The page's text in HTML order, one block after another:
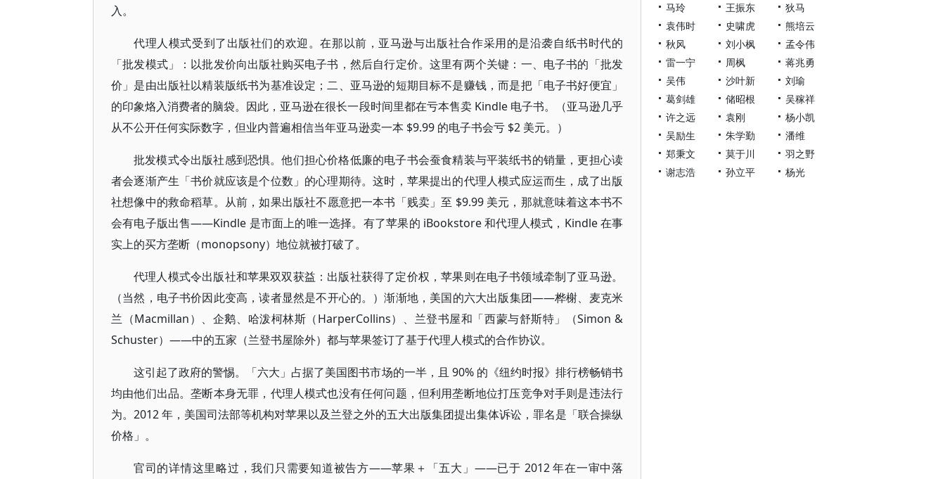
入。
代理人模式受到了出版社们的欢迎。在那以前，亚马逊与出版社合作采用的是沿袭自纸书时代的
「批发模式」：以批发价向出版社购买电子书，然后自行定价。这里有两个关键：一、电子书的「批发
价」是由出版社以精装版纸书为基准设定；二、亚马逊的短期目标不是赚钱，而是把「电子书好便宜」
的印象烙入消费者的脑袋。因此，亚马逊在很长一段时间里都在亏本售卖 Kindle 电子书。（亚马逊几乎
从不公开任何实际数字，但业内普遍相信当年亚马逊卖一本 $9.99 的电子书会亏 $2 美元。）
批发模式令出版社感到恐惧。他们担心价格低廉的电子书会蚕食精装与平装纸书的销量，更担心读
者会逐渐产生「书价就应该是个位数」的心理期待。这时，苹果提出的代理人模式应运而生，成了出版
社想像中的救命稻草。从前，如果出版社不愿意把一本书「贱卖」至 $9.99 美元，那就意味着这本书不
会有电子版出售——Kindle 是市面上的唯一选择。有了苹果的 iBookstore 和代理人模式，Kindle 在事
实上的买方垄断（monopsony）地位就被打破了。
代理人模式令出版社和苹果双双获益：出版社获得了定价权，苹果则在电子书领域牵制了亚马逊。
（当然，电子书价因此变高，读者显然是不开心的。）渐渐地，美国的六大出版集团——桦榭、麦克米
兰（Macmillan）、企鹅、哈泼柯林斯（HarperCollins）、兰登书屋和「西蒙与舒斯特」（Simon &
Schuster）——中的五家（兰登书屋除外）都与苹果签订了基于代理人模式的合作协议。
这引起了政府的警惕。「六大」占据了美国图书市场的一半，且 90% 的《纽约时报》排行榜畅销书
均由他们出品。垄断本身无罪，代理人模式也没有任何问题，但利用垄断地位打压竞争对手则是违法行
为。2012 年，美国司法部等机构对苹果以及兰登之外的五大出版集团提出集体诉讼，罪名是「联合操纵
价格」。
官司的详情这里略过，我们只需要知道被告方——苹果＋「五大」——已于 2012 年在一审中落
马玲
王振东
狄马
袁伟时
史啸虎
熊培云
秋风
刘小枫
孟令伟
雷一宁
周枫
蒋兆勇
吴伟
沙叶新
刘瑜
葛剑雄
储昭根
吴稼祥
许之远
袁刚
杨小凯
吴励生
朱学勤
潘维
郑秉文
莫于川
羽之野
谢志浩
孙立平 杨光